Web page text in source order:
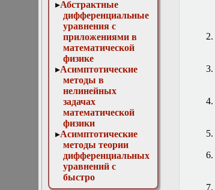
Абстрактные
дифференциальные
уравнения с
приложениями в
математической
физике
Асимптотические
методы в
нелинейных
задачах
математической
физики
Асимптотические
методы теории
дифференциальных
уравнений с
быстро
осциллирующими